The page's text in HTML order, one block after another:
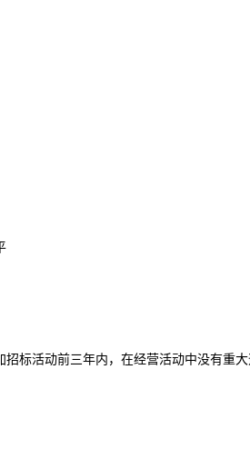
标活动前三年内，在经营活动中没有重